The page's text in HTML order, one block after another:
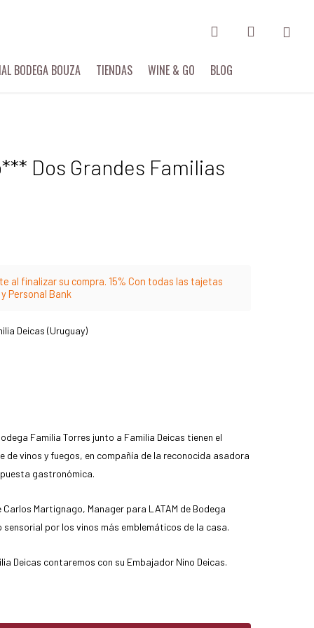
BODEGA BOUZA TIENDAS WINE & GO BLOG
Dos Grandes Familias
al finalizar su compra. 15% Con todas las tajetas
Personal Bank
Deicas (Uruguay)
Familia Torres junto a Familia Deicas tienen el
vinos y fuegos, en compañía de la reconocida asadora
gastronómica.
Martignago, Manager para LATAM de Bodega
por los vinos más emblemáticos de la casa.
Deicas contaremos con su Embajador Nino Deicas.